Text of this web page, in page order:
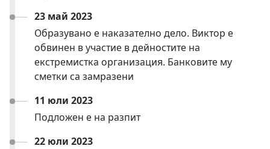
23 май 2023
Образувано е наказателно дело. Виктор е
обвинен в участие в дейностите на
екстремистка организация. Банковите му
сметки са замразени
11 юли 2023
Подложен е на разпит
22 юли 2023